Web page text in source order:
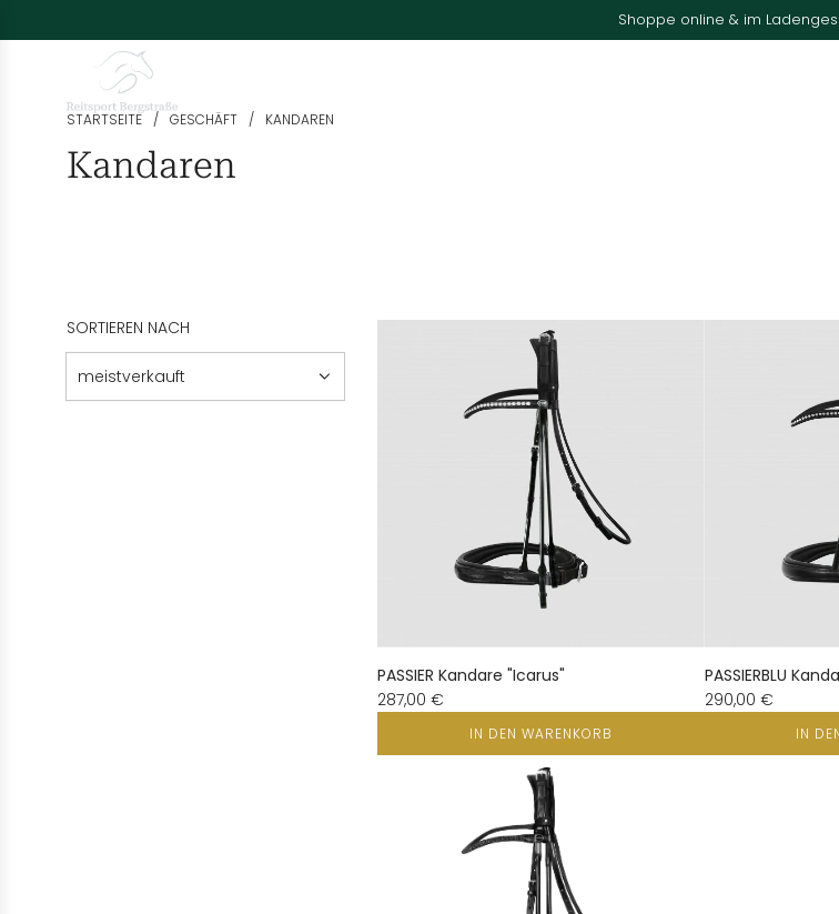
Shoppe online & im
STARTSEITE / GESCHÄFT / KANDAREN
Kandaren
SORTIEREN NACH
PASSIER Kandare "Icarus"
287,00 €
IN DEN WARENKORB
PASSIERBLU
290,00 €
IN